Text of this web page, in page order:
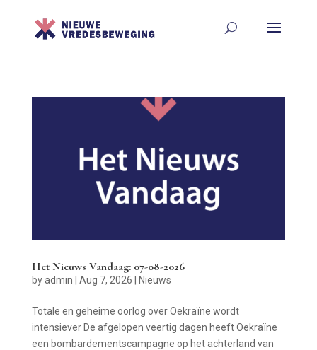
Het Nieuws Vandaag: 07-08-2026
byadmin | Aug 7, 2026 | Nieuws
Totale en geheime oorlog over Oekraïne wordt
intensiever De afgelopen veertig dagen heeft Oekraïne
een bombardementscampagne op het achterland van